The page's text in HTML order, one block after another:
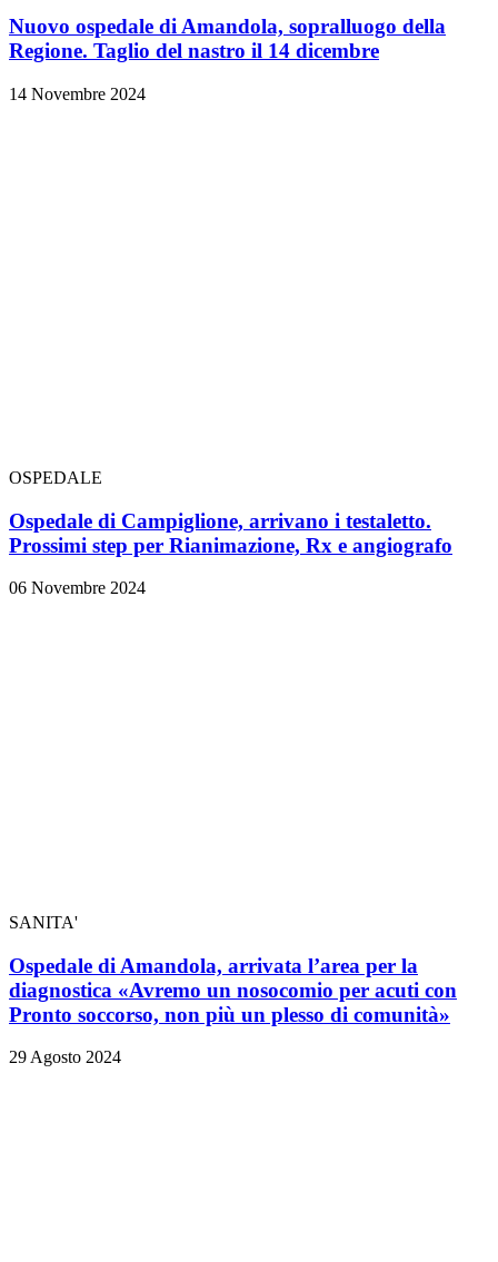
Nuovo ospedale di Amandola, sopralluogo della
Regione. Taglio del nastro il 14 dicembre
14 Novembre 2024
OSPEDALE
Ospedale di Campiglione, arrivano i testaletto.
Prossimi step per Rianimazione, Rx e angiografo
06 Novembre 2024
SANITA'
Ospedale di Amandola, arrivata l’area per la
diagnostica «Avremo un nosocomio per acuti con
Pronto soccorso, non più un plesso di comunità»
29 Agosto 2024